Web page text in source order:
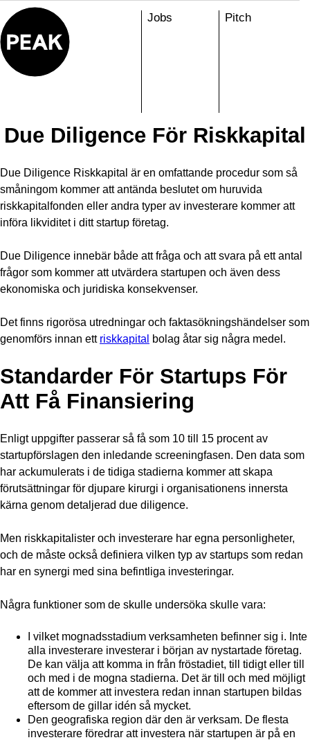
to
content
Jobs Pitch
Due Diligence För Riskkapital
Due Diligence Riskkapital är en omfattande procedur som så
småningom kommer att antända beslutet om huruvida
riskkapitalfonden eller andra typer av investerare kommer att
införa likviditet i ditt startup företag.
Due Diligence innebär både att fråga och att svara på ett antal
frågor som kommer att utvärdera startupen och även dess
ekonomiska och juridiska konsekvenser.
Det finns rigorösa utredningar och faktasökningshändelser som
genomförs innan ett riskkapital bolag åtar sig några medel.
Standarder För Startups För
Att Få Finansiering
Enligt uppgifter passerar så få som 10 till 15 procent av
startupförslagen den inledande screeningfasen. Den data som
har ackumulerats i de tidiga stadierna kommer att skapa
förutsättningar för djupare kirurgi i organisationens innersta
kärna genom detaljerad due diligence.
Men riskkapitalister och investerare har egna personligheter,
och de måste också definiera vilken typ av startups som redan
har en synergi med sina befintliga investeringar.
Några funktioner som de skulle undersöka skulle vara:
I vilket mognadsstadium verksamheten befinner sig i. Inte
alla investerare investerar i början av nystartade företag.
De kan välja att komma in från fröstadiet, till tidigt eller till
och med i de mogna stadierna. Det är till och med möjligt
att de kommer att investera redan innan startupen bildas
eftersom de gillar idén så mycket.
Den geografiska region där den är verksam. De flesta
investerare föredrar att investera när startupen är på en